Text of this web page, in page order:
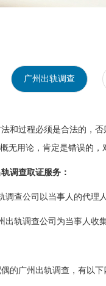
广州出轨调查
和过程必须是合法的，
无用论，肯定是错误的，
调查取证服务：
查公司以当事人的代理
轨调查公司为当事人收
的广州出轨调查，有以下